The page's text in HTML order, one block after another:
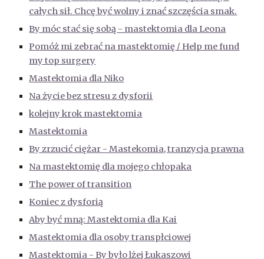
całych sił. Chcę być wolny i znać szczęścia smak.
By móc stać się sobą - mastektomia dla Leona
Pomóż mi zebrać na mastektomię / Help me fund
my top surgery
Mastektomia dla Niko
Na życie bez stresu z dysforii
kolejny krok mastektomia
Mastektomia
By zrzucić ciężar - Mastekomia, tranzycja prawna
Na mastektomię dla mojego chłopaka
The power of transition
Koniec z dysforią
Aby być mną: Mastektomia dla Kai
Mastektomia dla osoby transpłciowej
Mastektomia - By było lżej Łukaszowi